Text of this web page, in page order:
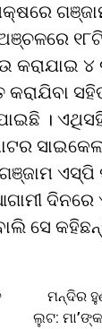
ଅଞ୍ଚଳରେ
କରାଯାଇ
।
ଏସ୍‌ପି
ସେ
ମନ୍ଦିର
ଲୁଟ: